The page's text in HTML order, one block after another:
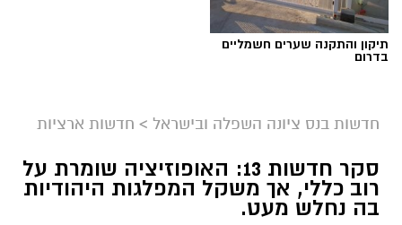
תיקון והתקנה שערים חשמליים
בדרום
חדשות בנס ציונה השפלה ובישראל > חדשות ארציות
סקר חדשות 13: האופוזיציה שומרת על
רוב כללי, אך משקל המפלגות היהודיות
בה נחלש מעט.